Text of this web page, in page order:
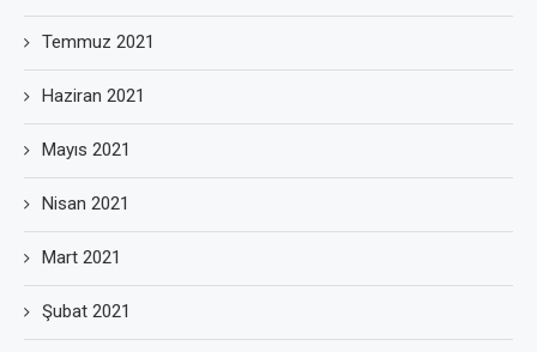
Temmuz 2021
Haziran 2021
Mayıs 2021
Nisan 2021
Mart 2021
Şubat 2021